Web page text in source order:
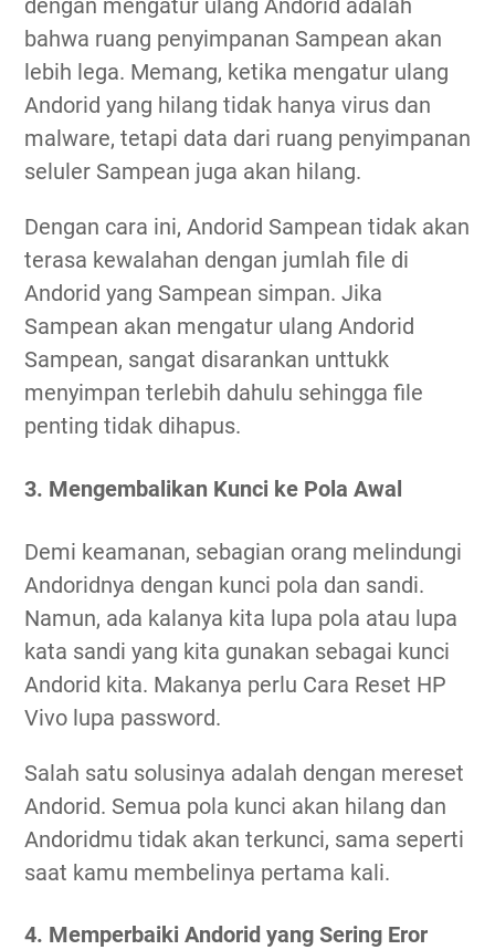
dengan mengatur ulang Andorid adalah
bahwa ruang penyimpanan Sampean akan
lebih lega. Memang, ketika mengatur ulang
Andorid yang hilang tidak hanya virus dan
malware, tetapi data dari ruang penyimpanan
seluler Sampean juga akan hilang.
Dengan cara ini, Andorid Sampean tidak akan
terasa kewalahan dengan jumlah file di
Andorid yang Sampean simpan. Jika
Sampean akan mengatur ulang Andorid
Sampean, sangat disarankan unttukk
menyimpan terlebih dahulu sehingga file
penting tidak dihapus.
3. Mengembalikan Kunci ke Pola Awal
Demi keamanan, sebagian orang melindungi
Andoridnya dengan kunci pola dan sandi.
Namun, ada kalanya kita lupa pola atau lupa
kata sandi yang kita gunakan sebagai kunci
Andorid kita. Makanya perlu Cara Reset HP
Vivo lupa password.
Salah satu solusinya adalah dengan mereset
Andorid. Semua pola kunci akan hilang dan
Andoridmu tidak akan terkunci, sama seperti
saat kamu membelinya pertama kali.
4. Memperbaiki Andorid yang Sering Eror